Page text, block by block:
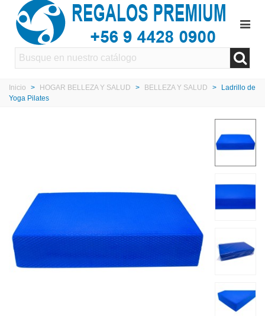
Inicio > HOGAR BELLEZA Y SALUD > BELLEZA Y SALUD >
Ladrillo de
Yoga Pilates